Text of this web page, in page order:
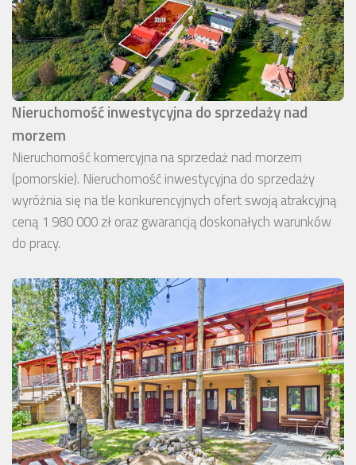
Nieruchomość inwestycyjna do sprzedaży nad
morzem
Nieruchomość komercyjna na sprzedaż nad morzem
(pomorskie). Nieruchomość inwestycyjna do sprzedaży
wyróżnia się na tle konkurencyjnych ofert swoją atrakcyjną
ceną 1 980 000 zł oraz gwarancją doskonałych warunków
do pracy.